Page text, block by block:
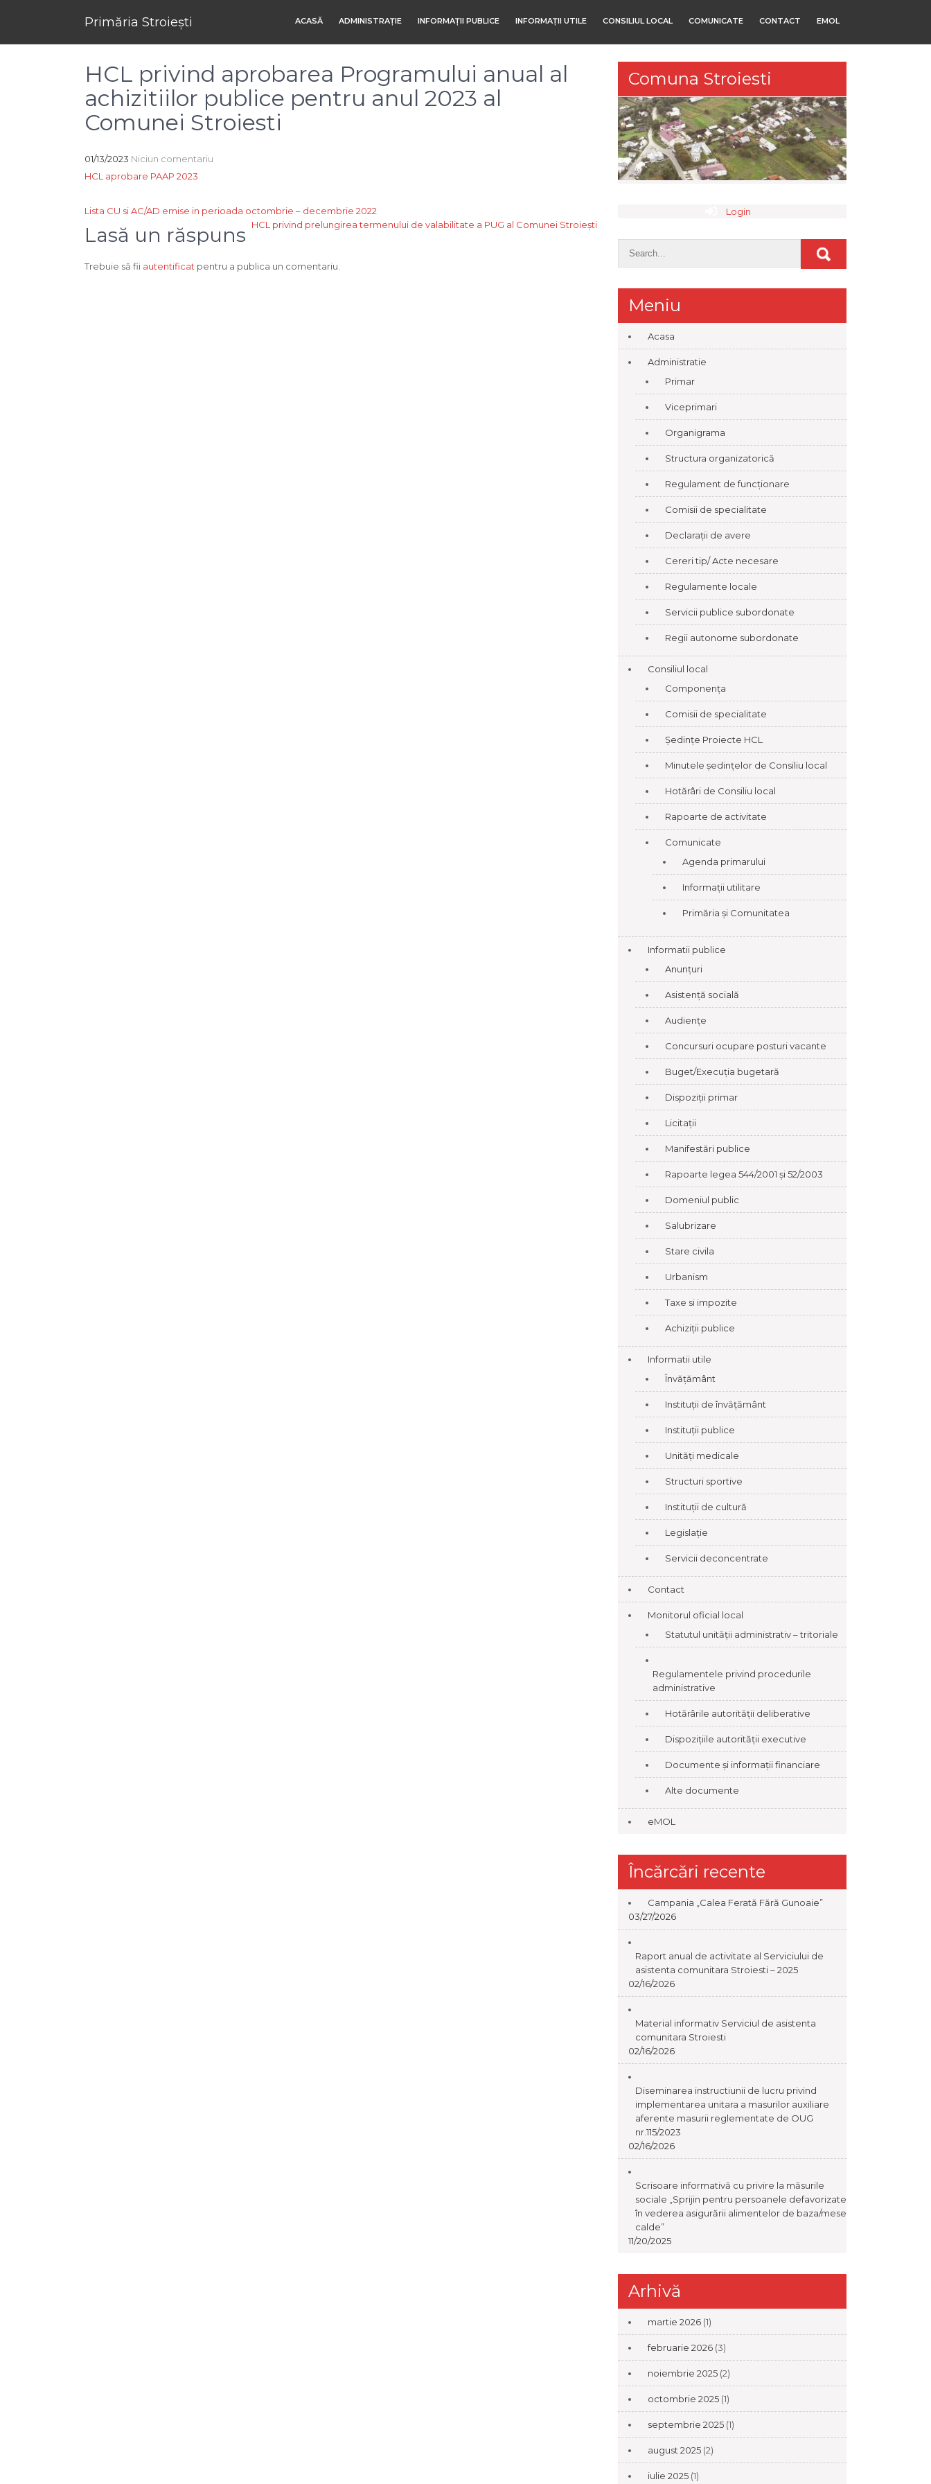
Primăria Stroiești ACASĂ ADMINISTRAȚIE INFORMAȚII PUBLICE INFORMAȚII UTILE CONSILIUL LOCAL COMUNICATE CONTACT EMOL
HCL privind aprobarea Programului anual al
achizitiilor publice pentru anul 2023 al
Comunei Stroiesti
01/13/2023 Niciun comentariu
HCL aprobare PAAP 2023
Navigare
în
Lista CU si AC/AD emise in perioada octombrie – decembrie 2022
HCL privind prelungirea termenului de valabilitate a PUG al Comunei Stroiești
Lasă un răspuns
Trebuie să fii autentificat pentru a publica un comentariu.
Comuna Stroiesti
Login
Meniu
Acasa
Administratie
Primar
Viceprimari
Organigrama
Structura organizatorică
Regulament de funcționare
Comisii de specialitate
Declarații de avere
Cereri tip/ Acte necesare
Regulamente locale
Servicii publice subordonate
Regii autonome subordonate
Consiliul local
Componența
Comisii de specialitate
Ședințe Proiecte HCL
Minutele ședințelor de Consiliu local
Hotărâri de Consiliu local
Rapoarte de activitate
Comunicate
Agenda primarului
Informații utilitare
Primăria și Comunitatea
Informatii publice
Anunțuri
Asistență socială
Audiențe
Concursuri ocupare posturi vacante
Buget/Execuția bugetară
Dispoziții primar
Licitații
Manifestări publice
Rapoarte legea 544/2001 și 52/2003
Domeniul public
Salubrizare
Stare civila
Urbanism
Taxe si impozite
Achiziții publice
Informatii utile
Învățământ
Instituții de învățământ
Instituții publice
Unități medicale
Structuri sportive
Instituții de cultură
Legislație
Servicii deconcentrate
Contact
Monitorul oficial local
Statutul unității administrativ – tritoriale
Regulamentele privind procedurile
administrative
Hotărârile autorității deliberative
Dispozițiile autorității executive
Documente și informații financiare
Alte documente
eMOL
Încărcări recente
Campania „Calea Ferată Fără Gunoaie”
03/27/2026
Raport anual de activitate al Serviciului de
asistenta comunitara Stroiesti – 2025
02/16/2026
Material informativ Serviciul de asistenta
comunitara Stroiesti
02/16/2026
Diseminarea instructiunii de lucru privind
implementarea unitara a masurilor auxiliare
aferente masurii reglementate de OUG
nr.115/2023
02/16/2026
Scrisoare informativă cu privire la măsurile
sociale „Sprijin pentru persoanele defavorizate
în vederea asigurării alimentelor de baza/mese
calde”
11/20/2025
Arhivă
martie 2026 (1)
februarie 2026 (3)
noiembrie 2025 (2)
octombrie 2025 (1)
septembrie 2025 (1)
august 2025 (2)
iulie 2025 (1)